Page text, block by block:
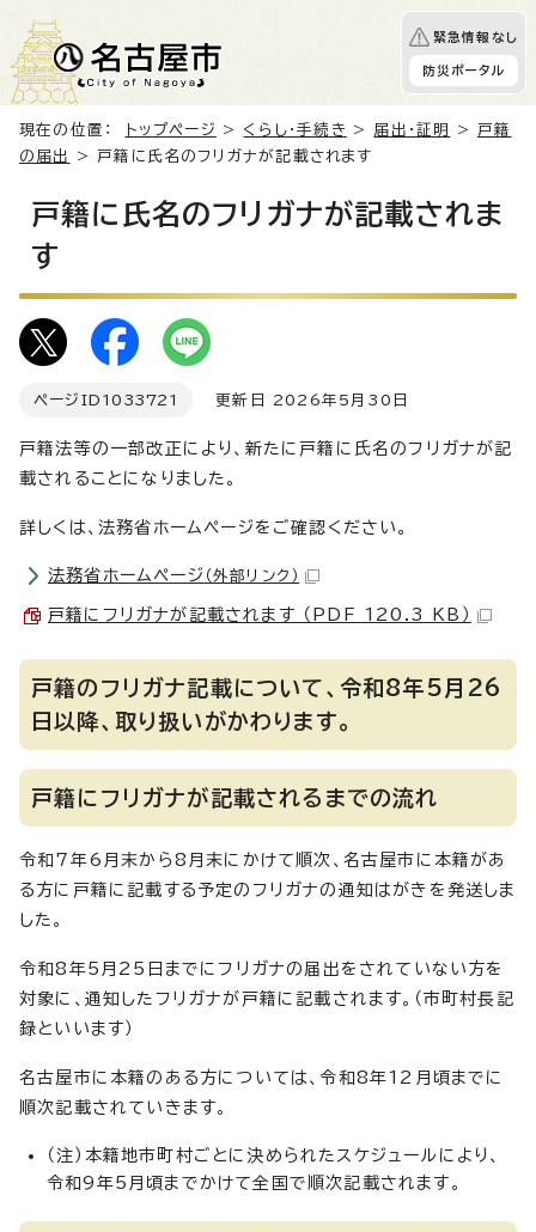
緊急情報なし
防災ポータル
現在の位置： トップページ > くらし・手続き > 届出・証明 >戸籍
の届出
> 戸籍に氏名のフリガナが記載されます
戸籍に氏名のフリガナが記載されま
す
ページID 1033721 更新日 2026年5月30日
戸籍法等の一部改正により、新たに戸籍に氏名のフリガナが記
載されることになりました。
詳しくは、法務省ホームページをご確認ください。
法務省ホームページ （外部リンク）
戸籍にフリガナが記載されます （PDF 120.3 KB）
戸籍のフリガナ記載について、令和8年5月26
日以降、取り扱いがかわります。
戸籍にフリガナが記載されるまでの流れ
令和7年6月末から8月末にかけて順次、名古屋市に本籍があ
る方に戸籍に記載する予定のフリガナの通知はがきを発送しま
した。
令和8年5月25日までにフリガナの届出をされていない方を
対象に、通知したフリガナが戸籍に記載されます。（市町村長記
録といいます）
名古屋市に本籍のある方については、令和8年12月頃までに
順次記載されていきます。
（注）本籍地市町村ごとに決められたスケジュールにより、
令和9年5月頃までかけて全国で順次記載されます。